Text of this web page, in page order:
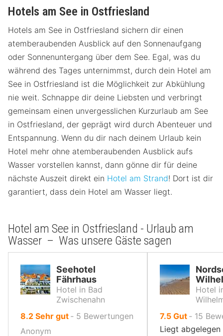
Hotels am See in Ostfriesland
Hotels am See in Ostfriesland sichern dir einen
atemberaubenden Ausblick auf den Sonnenaufgang
oder Sonnenuntergang über dem See. Egal, was du
während des Tages unternimmst, durch dein Hotel am
See in Ostfriesland ist die Möglichkeit zur Abkühlung
nie weit. Schnappe dir deine Liebsten und verbringt
gemeinsam einen unvergesslichen Kurzurlaub am See
in Ostfriesland, der geprägt wird durch Abenteuer und
Entspannung. Wenn du dir nach deinem Urlaub kein
Hotel mehr ohne atemberaubenden Ausblick aufs
Wasser vorstellen kannst, dann gönne dir für deine
nächste Auszeit direkt ein Hotel am Strand! Dort ist dir
garantiert, dass dein Hotel am Wasser liegt.
Hotel am See in Ostfriesland - Urlaub am
Wasser – Was unsere Gäste sagen
Seehotel
Fährhaus
Hotel in Bad
Zwischenahn
8.2 von
Sehr gut ‐ 5 Bewertungen
Anonym
Hotel
7.5von
10,
Gut ‐ 15
Liegt